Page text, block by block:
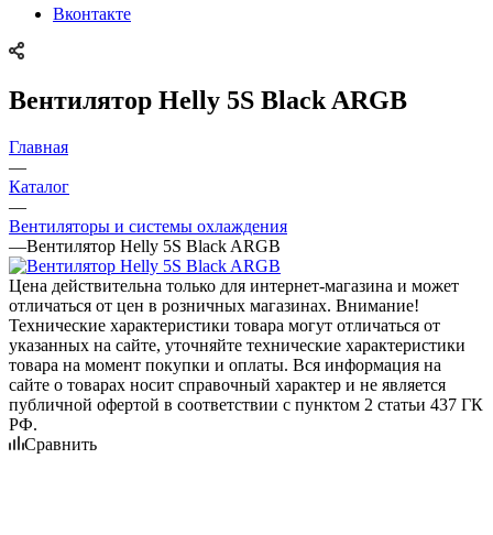
Вконтакте
Вентилятор Helly 5S Black ARGB
Главная
—
Каталог
—
Вентиляторы и системы охлаждения
—Вентилятор Helly 5S Black ARGB
Цена действительна только для интернет-магазина и может
отличаться от цен в розничных магазинах. Внимание!
Технические характеристики товара могут отличаться от
указанных на сайте, уточняйте технические характеристики
товара на момент покупки и оплаты. Вся информация на
сайте о товарах носит справочный характер и не является
публичной офертой в соответствии с пунктом 2 статьи 437 ГК
РФ.
Сравнить